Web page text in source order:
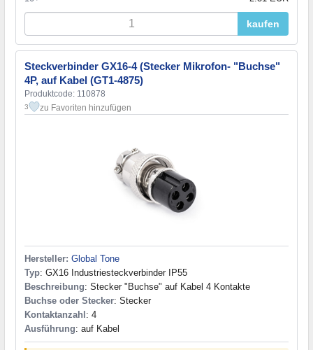
kaufen
Steckverbinder GX16-4 (Stecker Mikrofon- "Buchse"
4P, auf Kabel (GT1-4875)
Produktcode: 110878
3 zu Favoriten hinzufügen
Hersteller: Global Tone
Typ: GX16 Industriesteckverbinder IP55
Beschreibung: Stecker "Buchse" auf Kabel 4 Kontakte
Buchse oder Stecker: Stecker
Kontaktanzahl: 4
Ausführung: auf Kabel